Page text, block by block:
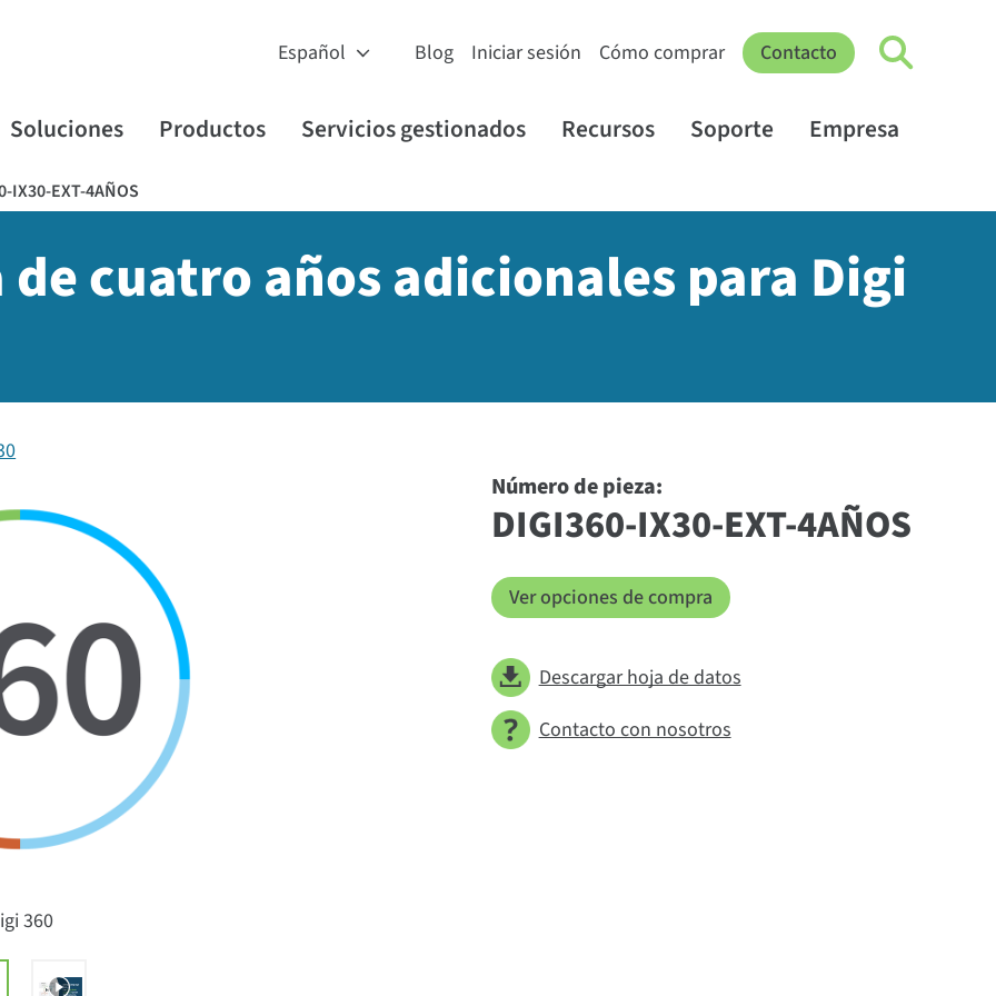
Blog Iniciar sesión Cómo comprar Contacto
Soluciones Productos Servicios gestionados Recursos Soporte Empresa
IX30-EXT-4AÑOS
cuatro años adicionales para Digi
360
Número de pieza:
DIGI360-IX30-EXT-4AÑOS
Ver opciones de compra
Descargar hoja de datos
Contacto con nosotros